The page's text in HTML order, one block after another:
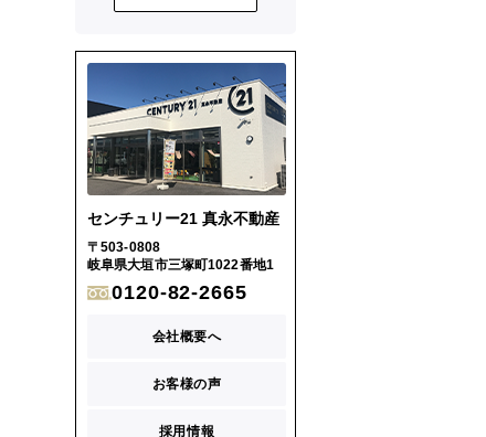
センチュリー21 真永不動産
〒503-0808
岐阜県大垣市三塚町1022番地1
0120-82-2665
会社概要へ
お客様の声
採用情報